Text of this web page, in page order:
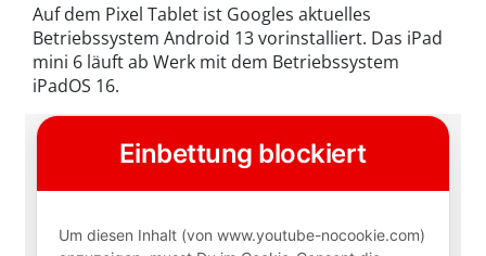
Auf dem Pixel Tablet ist Googles aktuelles
Betriebssystem Android 13 vorinstalliert. Das iPad
mini 6 läuft ab Werk mit dem Betriebssystem
iPadOS 16.